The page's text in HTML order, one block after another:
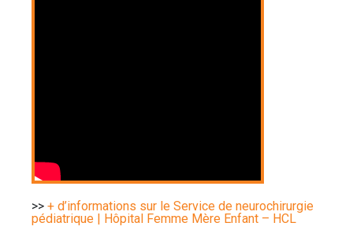
>> + d’informations sur le Service de neurochirurgie
pédiatrique | Hôpital Femme Mère Enfant – HCL